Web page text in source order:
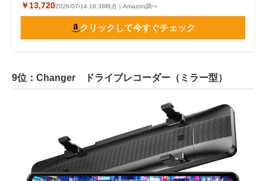
￥13,7202026/07/14 18:38時点｜Amazon調べ
クリックして今すぐチェック
9位：Changer ドライブレコーダー（ミラー型）